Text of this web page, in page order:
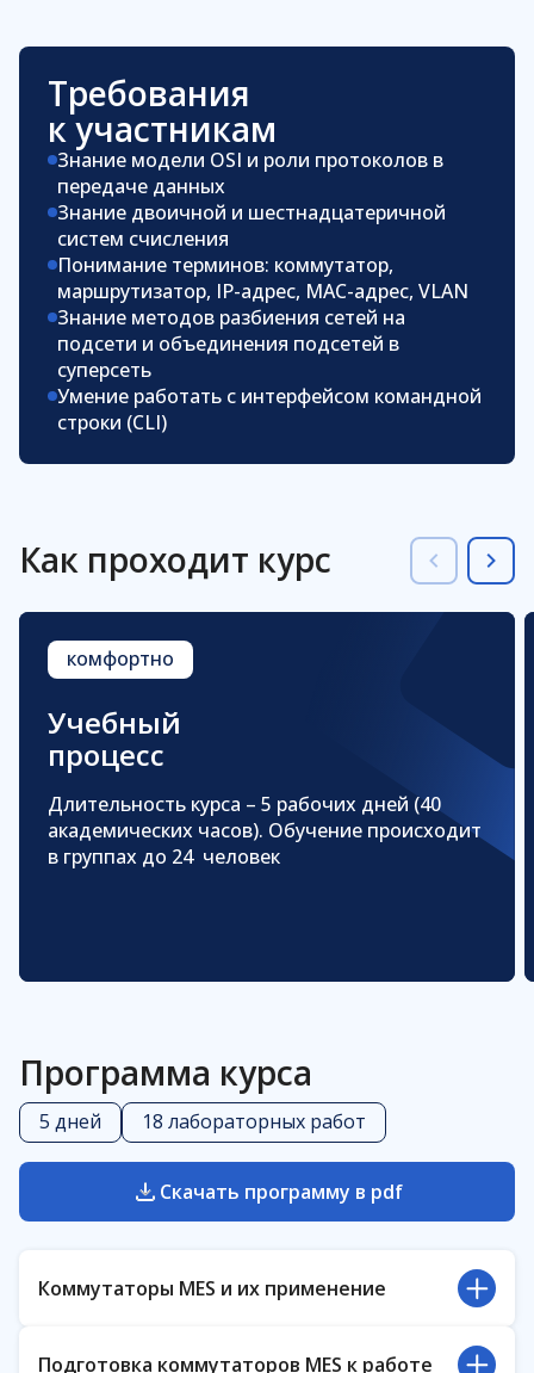
Требования
к участникам
Знание модели OSI и роли протоколов в
передаче данных
Знание двоичной и шестнадцатеричной
систем счисления
Понимание терминов: коммутатор,
маршрутизатор, IP-адрес, MAC-адрес, VLAN
Знание методов разбиения сетей на
подсети и объединения подсетей в
суперсеть
Умение работать с интерфейсом командной
строки (CLI)
Как проходит курс
комфортно
Учебный
процесс
Длительность курса – 5 рабочих дней (40
академических часов). Обучение происходит
в группах до 24 человек
Программа курса
5 дней 18 лабораторных работ
Скачать программу в pdf
Коммутаторы MES и их применение
Иерархическая модель сети предприятия.
Использование коммутаторов MES на
Подготовка коммутаторов MES к работе